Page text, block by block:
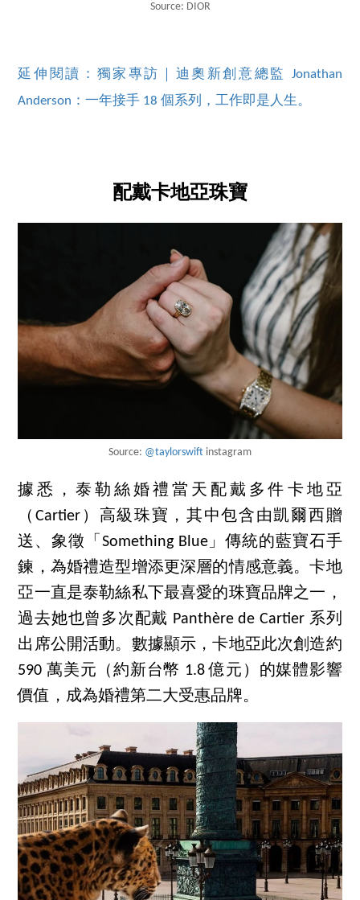
Source: DIOR
延伸閱讀：獨家專訪｜迪奧新創意總監 Jonathan
Anderson：一年接手 18 個系列，工作即是人生。
配戴卡地亞珠寶
Source: @taylorswift instagram
據悉，泰勒絲婚禮當天配戴多件卡地亞
（Cartier）高級珠寶，其中包含由凱爾西贈
送、象徵「Something Blue」傳統的藍寶石手
鍊，為婚禮造型增添更深層的情感意義。卡地
亞一直是泰勒絲私下最喜愛的珠寶品牌之一，
過去她也曾多次配戴 Panthère de Cartier 系列
出席公開活動。數據顯示，卡地亞此次創造約
590 萬美元（約新台幣 1.8 億元）的媒體影響
價值，成為婚禮第二大受惠品牌。